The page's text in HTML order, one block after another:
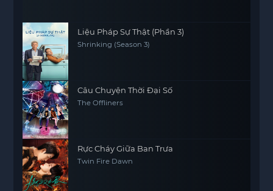
Liệu Pháp Sự Thật (Phần 3)
Shrinking (Season 3)
Câu Chuyện Thời Đại Số
The Offliners
Rực Cháy Giữa Ban Trưa
Twin Fire Dawn